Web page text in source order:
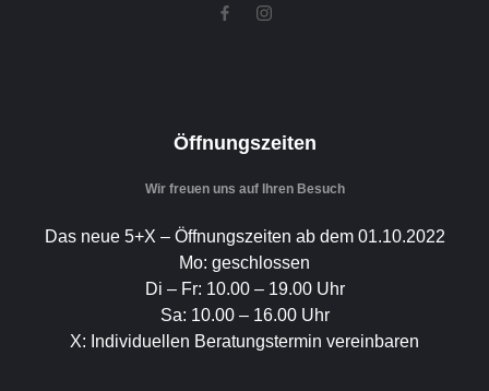
Öffnungszeiten
Wir freuen uns auf Ihren Besuch
Das neue 5+X – Öffnungszeiten ab dem 01.10.2022
Mo: geschlossen
Di – Fr: 10.00 – 19.00 Uhr
Sa: 10.00 – 16.00 Uhr
X: Individuellen Beratungstermin vereinbaren